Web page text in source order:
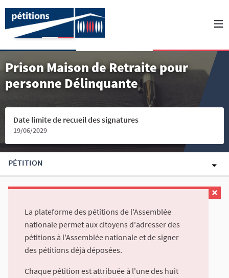
Prison Maison de Retraite pour
personne Délinquante
Date limite de recueil des signatures
19/06/2029
PÉTITION
La plateforme des pétitions de l'Assemblée
nationale permet aux citoyens d'adresser des
pétitions à l'Assemblée nationale et de signer
des pétitions déjà déposées.
Chaque pétition est attribuée à l'une des huit